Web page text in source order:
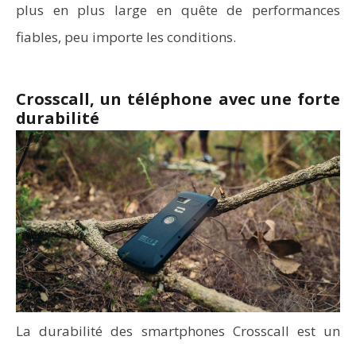
plus en plus large en quête de performances
fiables, peu importe les conditions.
Crosscall, un téléphone avec une forte
durabilité
La durabilité des smartphones Crosscall est un